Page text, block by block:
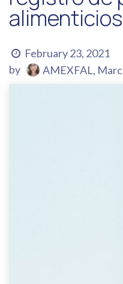
alimenticios
February 23, 2021
by
AMEXFAL,